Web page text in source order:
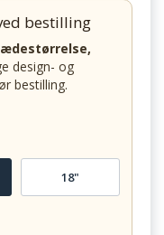
bestilling
design- og
bestilling.
18"